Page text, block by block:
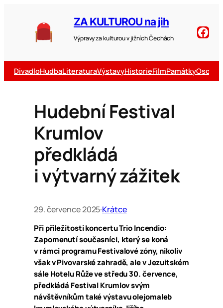
ZA KULTUROU na jih
Výpravy za kulturou v jižních Čechách
DivadloHudbaLiteraturaVýstavyHistorieFilmPamátky
Hudební Festival
Krumlov
předkládá
i výtvarný zážitek
29. července 2025·Krátce
Při příležitosti koncertu Trio Incendio:
Zapomenutí současníci, který se koná
v rámci programu Festivalové zóny, nikoliv
však v Pivovarské zahradě, ale v Jezuitském
sále Hotelu Růže ve středu 30. července,
předkládá Festival Krumlov svým
návštěvníkům také výstavu olejomaleb